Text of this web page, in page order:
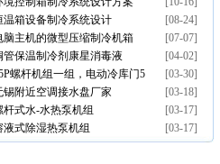
温箱设备制冷系统设计
[08-24]
脑主机的微型压缩制冷机箱
[07-07]
管保温制冷剂康星消毒液
[04-02]
螺杆机组一组，电动冷库门5
[03-30]
锡附近空调接水盘厂家
[03-18]
杆式水-水热泵机组
[03-17]
液式除湿热泵机组 [03-17]